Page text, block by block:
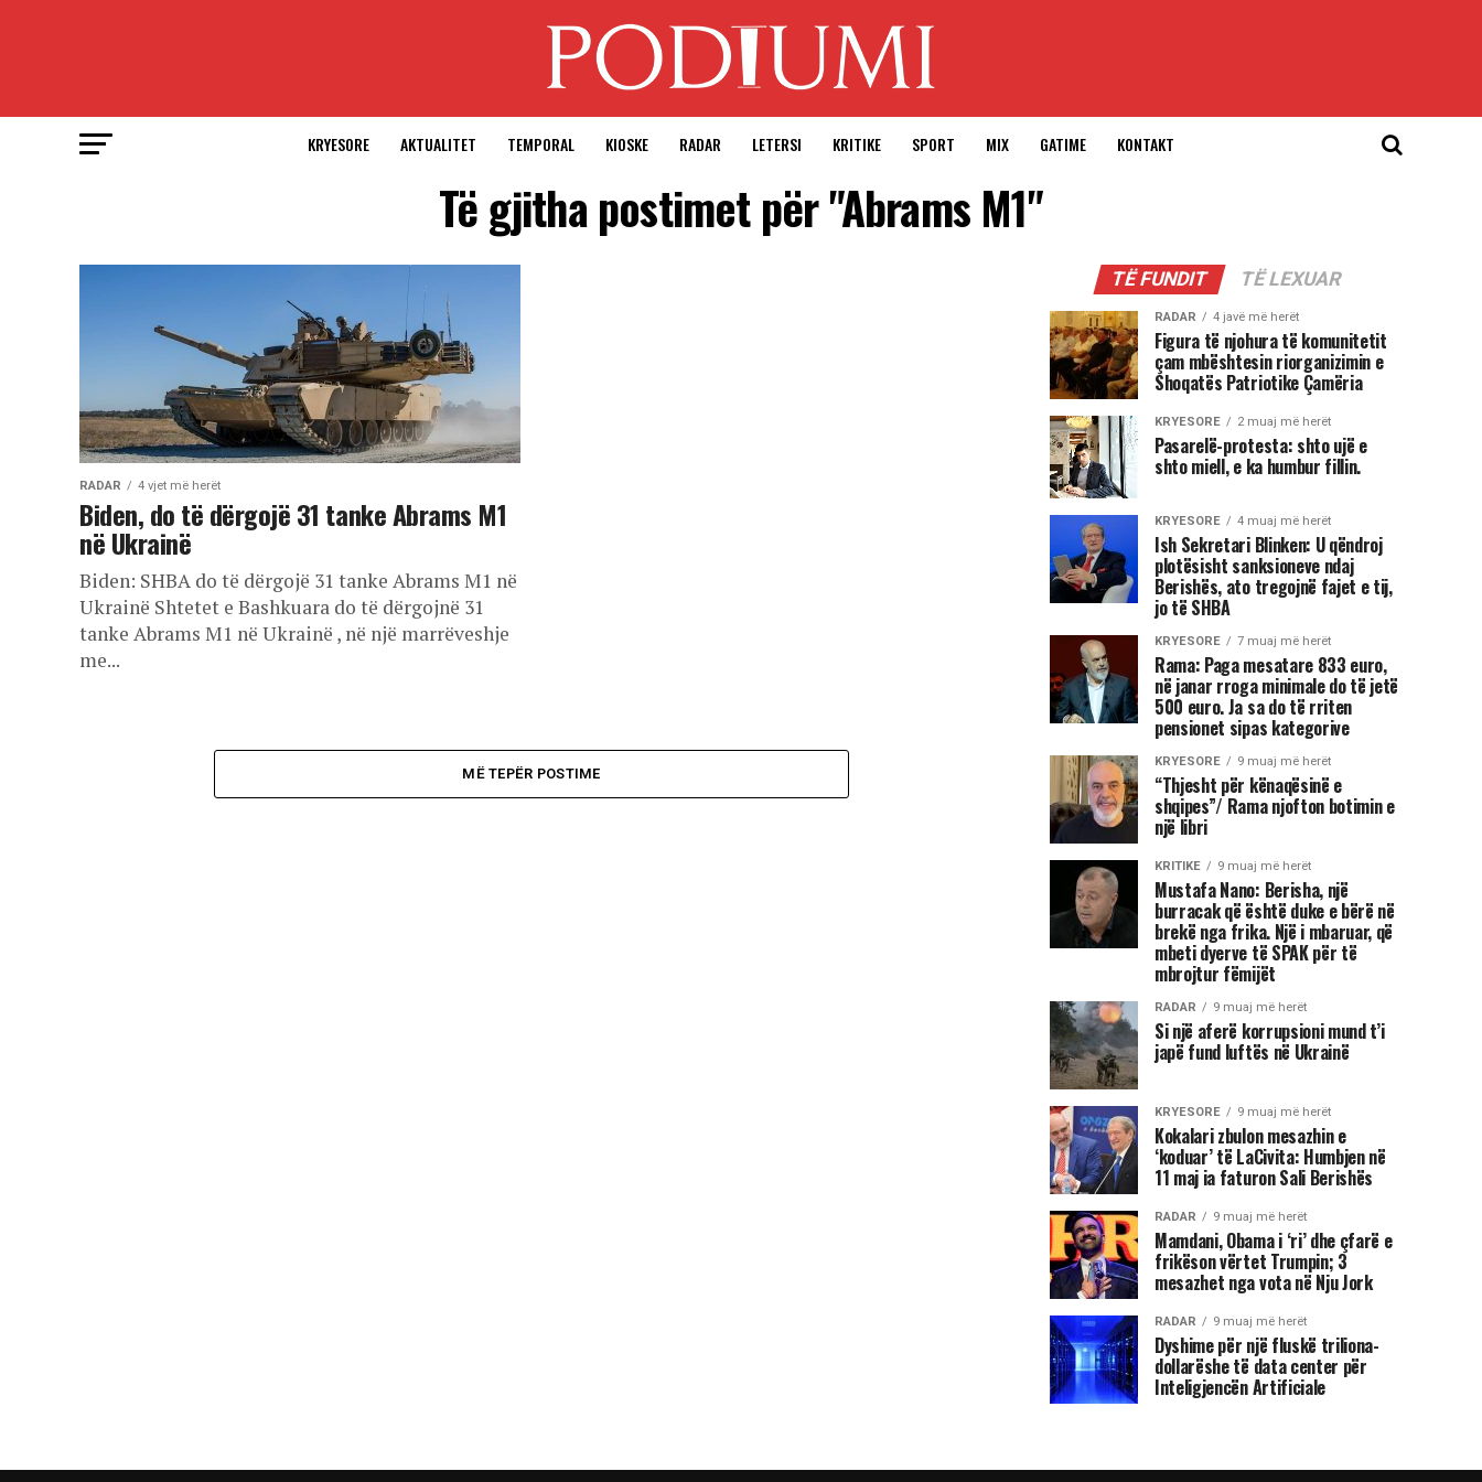
KRYESORE AKTUALITET TEMPORAL KIOSKE RADAR LETERSI KRITIKE SPORT MIX GATIME KONTAKT
Të gjitha postimet për "Abrams M1"
RADAR 4 vjet më herët
Biden, do të dërgojë 31 tanke Abrams M1
në Ukrainë
Biden: SHBA do të dërgojë 31 tanke Abrams M1 në
Ukrainë Shtetet e Bashkuara do të dërgojnë 31
tanke Abrams M1 në Ukrainë , në një marrëveshje
me...
MË TEPËR POSTIME
TË FUNDIT TË LEXUAR
RADAR 4 javë më herët
Figura të njohura të komunitetit
çam mbështesin riorganizimin e
Shoqatës Patriotike Çamëria
KRYESORE 2 muaj më herët
Pasarelë-protesta: shto ujë e
shto miell, e ka humbur fillin.
KRYESORE 4 muaj më herët
Ish Sekretari Blinken: U qëndroj
plotësisht sanksioneve ndaj
Berishës, ato tregojnë fajet e tij,
jo të SHBA
KRYESORE 7 muaj më herët
Rama: Paga mesatare 833 euro,
në janar rroga minimale do të jetë
500 euro. Ja sa do të rriten
pensionet sipas kategorive
KRYESORE 9 muaj më herët
“Thjesht për kënaqësinë e
shqipes”/ Rama njofton botimin e
një libri
KRITIKE 9 muaj më herët
Mustafa Nano: Berisha, një
burracak që është duke e bërë në
brekë nga frika. Një i mbaruar, që
mbeti dyerve të SPAK për të
mbrojtur fëmijët
RADAR 9 muaj më herët
Si një aferë korrupsioni mund t’i
japë fund luftës në Ukrainë
KRYESORE 9 muaj më herët
Kokalari zbulon mesazhin e
‘koduar’ të LaCivita: Humbjen në
11 maj ia faturon Sali Berishës
RADAR 9 muaj më herët
Mamdani, Obama i ‘ri’ dhe çfarë e
frikëson vërtet Trumpin; 3
mesazhet nga vota në Nju Jork
RADAR 9 muaj më herët
Dyshime për një fluskë triliona-
dollarëshe të data center për
Inteligjencën Artificiale